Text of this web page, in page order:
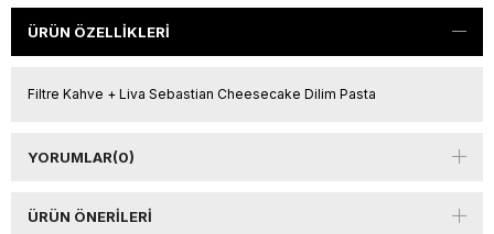
ÜRÜN ÖZELLIKLERI
Filtre Kahve + Liva Sebastian Cheesecake Dilim Pasta
YORUMLAR(0)
ÜRÜN ÖNERILERI